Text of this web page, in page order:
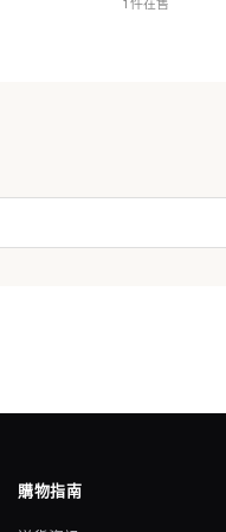
1 件在售
購物指南